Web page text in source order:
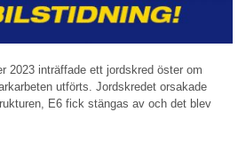
2023 inträffade ett jordskred öster om
utförts. Jordskredet orsakade
E6 fick stängas av och det blev